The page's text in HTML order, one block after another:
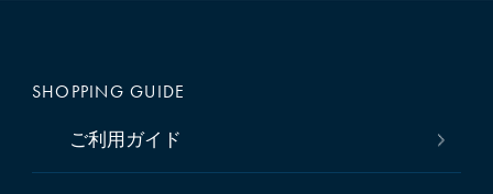
SHOPPING GUIDE
ご利用ガイド